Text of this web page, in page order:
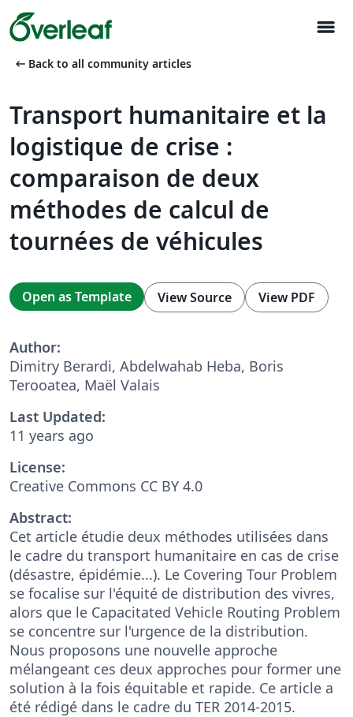
menu
arrow_left_alt Back to all community articles
Transport humanitaire et la
logistique de crise :
comparaison de deux
méthodes de calcul de
tournées de véhicules
Open as Template View Source View PDF
Author:
Dimitry Berardi, Abdelwahab Heba, Boris
Terooatea, Maël Valais
Last Updated:
11 years ago
License:
Creative Commons CC BY 4.0
Abstract:
Cet article étudie deux méthodes utilisées dans
le cadre du transport humanitaire en cas de crise
(désastre, épidémie...). Le Covering Tour Problem
se focalise sur l'équité de distribution des vivres,
alors que le Capacitated Vehicle Routing Problem
se concentre sur l'urgence de la distribution.
Nous proposons une nouvelle approche
mélangeant ces deux approches pour former une
solution à la fois équitable et rapide. Ce article a
été rédigé dans le cadre du TER 2014-2015.